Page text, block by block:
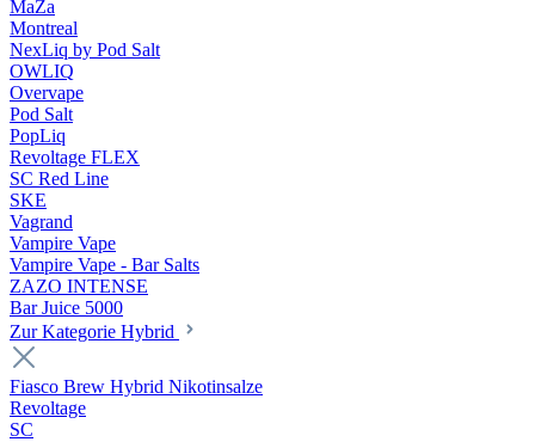
MaZa
Montreal
NexLiq by Pod Salt
OWLIQ
Overvape
Pod Salt
PopLiq
Revoltage FLEX
SC Red Line
SKE
Vagrand
Vampire Vape
Vampire Vape - Bar Salts
ZAZO INTENSE
Bar Juice 5000
Zur Kategorie Hybrid
Fiasco Brew Hybrid Nikotinsalze
Revoltage
SC